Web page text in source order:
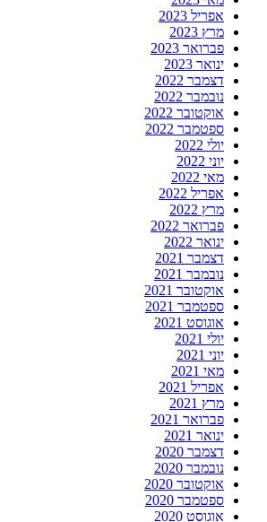
אפריל 2023
מרץ 2023
פברואר 2023
ינואר 2023
דצמבר 2022
נובמבר 2022
אוקטובר 2022
ספטמבר 2022
יולי 2022
יוני 2022
מאי 2022
אפריל 2022
מרץ 2022
פברואר 2022
ינואר 2022
דצמבר 2021
נובמבר 2021
אוקטובר 2021
ספטמבר 2021
אוגוסט 2021
יולי 2021
יוני 2021
מאי 2021
אפריל 2021
מרץ 2021
פברואר 2021
ינואר 2021
דצמבר 2020
נובמבר 2020
אוקטובר 2020
ספטמבר 2020
אוגוסט 2020